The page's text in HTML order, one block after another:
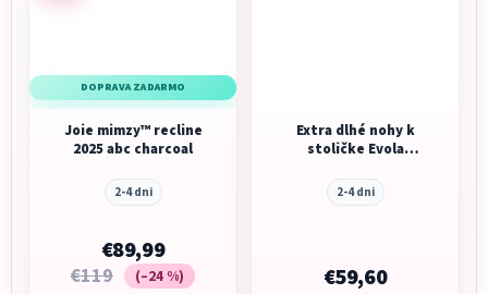
DOPRAVA ZADARMO
Joie mimzy™ recline
2025 abc charcoal
2-4 dni
€89,99
€119 (–24 %)
Extra dlhé nohy k
stoličke Evola
2-4 dni
€59,60